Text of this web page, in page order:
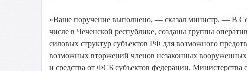
«Ваше поручение выполнено, — сказал министр. — В
числе в Чеченской республике, созданы группы
силовых структур субъектов РФ для возможного
возможных вторжений членов незаконных
и средства от ФСБ субъектов федерации,